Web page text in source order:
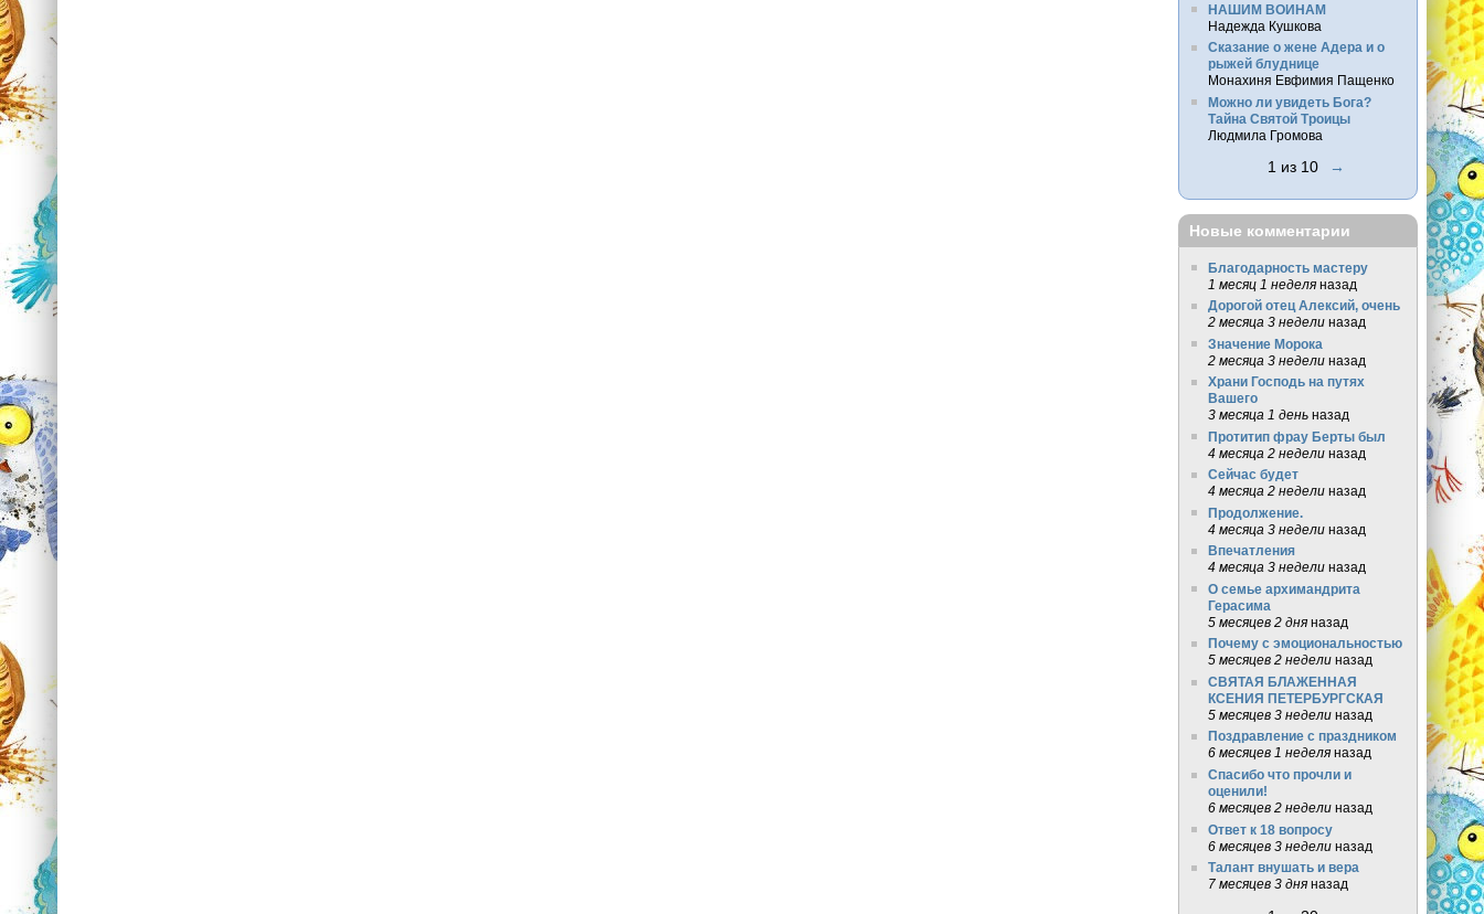
НАШИМ ВОИНАМ
Надежда Кушкова
Сказание о жене Адера и о
рыжей блуднице
Монахиня Евфимия Пащенко
Можно ли увидеть Бога?
Тайна Святой Троицы
Людмила Громова
1 из 10 →
Новые комментарии
Благодарность мастеру
1 месяц 1 неделяназад
Дорогой отец Алексий, очень
2 месяца 3 неделиназад
Значение Морока
2 месяца 3 неделиназад
Храни Господь на путях
Вашего
3 месяца 1 деньназад
Протитип фрау Берты был
4 месяца 2 неделиназад
Сейчас будет
4 месяца 2 неделиназад
Продолжение.
4 месяца 3 неделиназад
Впечатления
4 месяца 3 неделиназад
О семье архимандрита
Герасима
5 месяцев 2 дняназад
Почему с эмоциональностью
5 месяцев 2 неделиназад
СВЯТАЯ БЛАЖЕННАЯ
КСЕНИЯ ПЕТЕРБУРГСКАЯ
5 месяцев 3 неделиназад
Поздравление с праздником
6 месяцев 1 неделяназад
Спасибо что прочли и
оценили!
6 месяцев 2 неделиназад
Ответ к 18 вопросу
6 месяцев 3 неделиназад
Талант внушать и вера
7 месяцев 3 дняназад